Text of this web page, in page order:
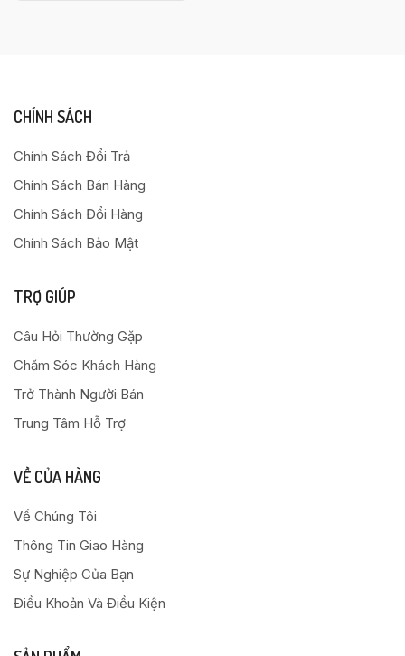
CHÍNH SÁCH
Chính Sách Đổi Trả
Chính Sách Bán Hàng
Chính Sách Đổi Hàng
Chính Sách Bảo Mật
TRỢ GIÚP
Câu Hỏi Thường Gặp
Chăm Sóc Khách Hàng
Trở Thành Người Bán
Trung Tâm Hỗ Trợ
VỀ CỦA HÀNG
Về Chúng Tôi
Thông Tin Giao Hàng
Sự Nghiệp Của Bạn
Điều Khoản Và Điều Kiện